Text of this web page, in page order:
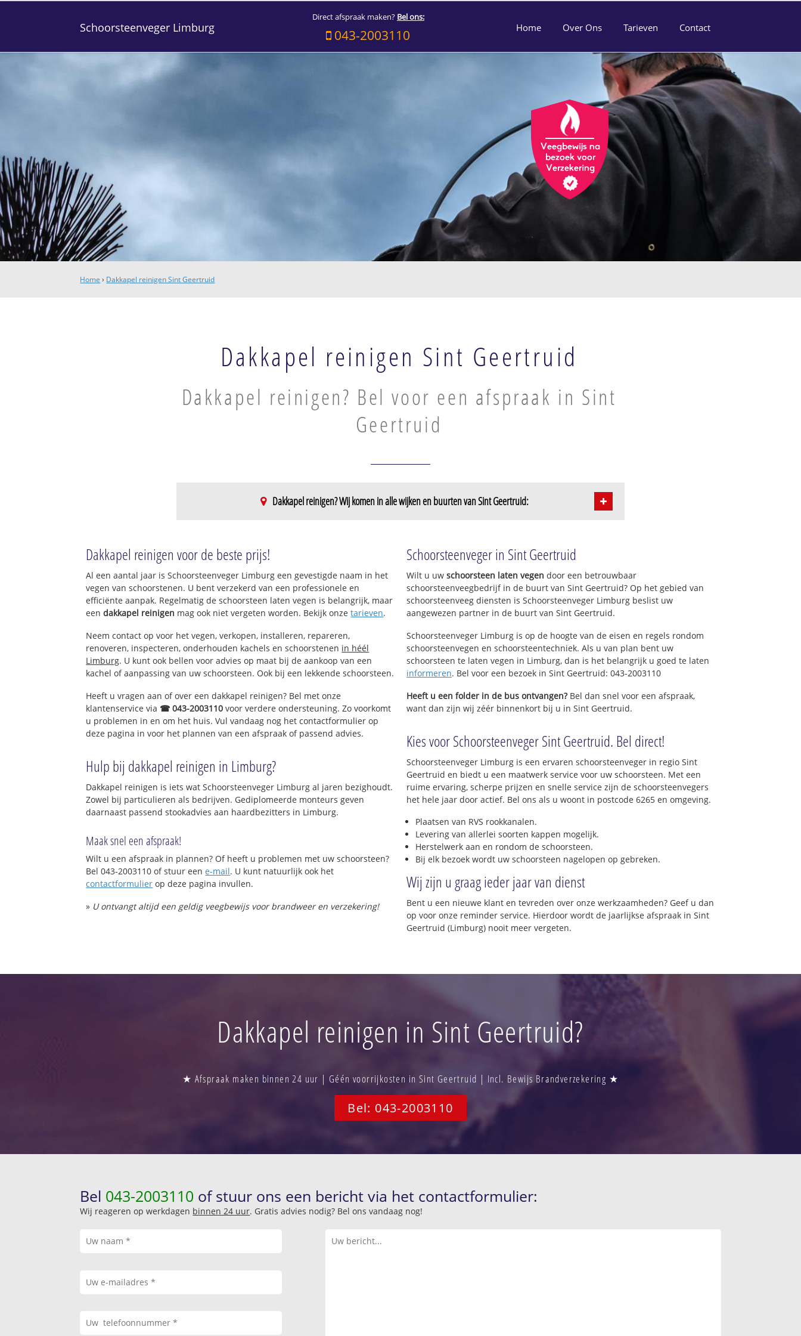
Schoorsteenveger Limburg
Direct afspraak maken? Bel ons:
043-2003110 Home Over Ons Tarieven Contact
Home › Dakkapel reinigen Sint Geertruid
Dakkapel reinigen Sint Geertruid
Dakkapel reinigen? Bel voor een afspraak in Sint
Geertruid
Dakkapel reinigen? Wij komen in alle wijken en buurten van Sint Geertruid:
Eckelrade
Herkenrade
Moerslag-Libeek
Bruisterbosch
Dakkapel reinigen voor de beste prijs!
Al een aantal jaar is Schoorsteenveger Limburg een gevestigde naam in het
vegen van schoorstenen. U bent verzekerd van een professionele en
efficiënte aanpak. Regelmatig de schoorsteen laten vegen is belangrijk, maar
eendakkapel reinigen mag ook niet vergeten worden. Bekijk onzetarieven.
Neem contact op voor het vegen, verkopen, installeren, repareren,
renoveren, inspecteren, onderhouden kachels en schoorstenen in héél
Limburg. U kunt ook bellen voor advies op maat bij de aankoop van een
kachel of aanpassing van uw schoorsteen. Ook bij een lekkende schoorsteen.
Heeft u vragen aan of over een dakkapel reinigen? Bel met onze
klantenservice via ☎ 043-2003110 voor verdere ondersteuning. Zo voorkomt
u problemen in en om het huis. Vul vandaag nog het contactformulier op
deze pagina in voor het plannen van een afspraak of passend advies.
Hulp bij dakkapel reinigen in Limburg?
Dakkapel reinigen is iets wat Schoorsteenveger Limburg al jaren bezighoudt.
Zowel bij particulieren als bedrijven. Gediplomeerde monteurs geven
daarnaast passend stookadvies aan haardbezitters in Limburg.
Maak snel een afspraak!
Wilt u een afspraak in plannen? Of heeft u problemen met uw schoorsteen?
Bel 043-2003110 of stuur eene-mail. U kunt natuurlijk ook het
contactformulier op deze pagina invullen.
» U ontvangt altijd een geldig veegbewijs voor brandweer en verzekering!
Schoorsteenveger in Sint Geertruid
Wilt u uw schoorsteen laten vegen door een betrouwbaar
schoorsteenveegbedrijf in de buurt van Sint Geertruid? Op het gebied van
schoorsteenveeg diensten is Schoorsteenveger Limburg beslist uw
aangewezen partner in de buurt van Sint Geertruid.
Schoorsteenveger Limburg is op de hoogte van de eisen en regels rondom
schoorsteenvegen en schoorsteentechniek. Als u van plan bent uw
schoorsteen te laten vegen in Limburg, dan is het belangrijk u goed te laten
informeren. Bel voor een bezoek in Sint Geertruid: 043-2003110
Heeft u een folder in de bus ontvangen?Bel dan snel voor een afspraak,
want dan zijn wij zéér binnenkort bij u in Sint Geertruid.
Kies voor Schoorsteenveger Sint Geertruid. Bel direct!
Schoorsteenveger Limburg is een ervaren schoorsteenveger in regio Sint
Geertruid en biedt u een maatwerk service voor uw schoorsteen. Met een
ruime ervaring, scherpe prijzen en snelle service zijn de schoorsteenvegers
het hele jaar door actief. Bel ons als u woont in postcode 6265 en omgeving.
Plaatsen van RVS rookkanalen.
Levering van allerlei soorten kappen mogelijk.
Herstelwerk aan en rondom de schoorsteen.
Bij elk bezoek wordt uw schoorsteen nagelopen op gebreken.
Wij zijn u graag ieder jaar van dienst
Bent u een nieuwe klant en tevreden over onze werkzaamheden? Geef u dan
op voor onze reminder service. Hierdoor wordt de jaarlijkse afspraak in Sint
Geertruid (Limburg) nooit meer vergeten.
Dakkapel reinigen in Sint Geertruid?
★ Afspraak maken binnen 24 uur | Géén voorrijkosten in Sint Geertruid | Incl. Bewijs Brandverzekering ★
Bel: 043-2003110
Bel 043-2003110 of stuur ons een bericht via het contactformulier:
Wij reageren op werkdagen binnen 24 uur. Gratis advies nodig? Bel ons vandaag nog!